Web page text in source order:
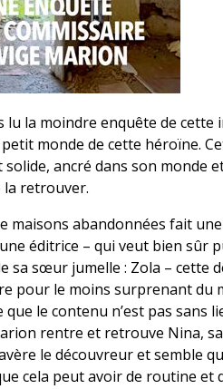
lu la moindre enquête de
monde de cette héroïne.
ancré dans son monde
la retrouver.
maisons abandonnées fait
éditrice – qui veut bien sûr
sa sœur jumelle : Zola – cette
pour le moins surprenant du
que le contenu n’est pas sans
rentre et retrouve Nina,
le découvreur et semble
cela peut avoir de routine et